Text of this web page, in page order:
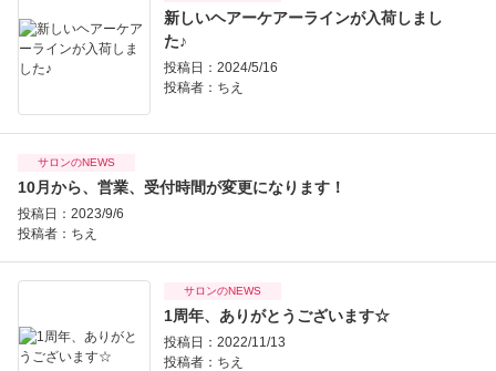
新しいヘアーケアーラインが入荷しまし
た♪
投稿日：2024/5/16
投稿者： ちえ
サロンのNEWS
10月から、営業、受付時間が変更になります！
投稿日：2023/9/6
投稿者： ちえ
サロンのNEWS
1周年、ありがとうございます☆
投稿日：2022/11/13
投稿者： ちえ